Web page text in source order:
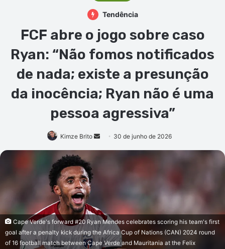
Tendência
FCF abre o jogo sobre caso
Ryan: “Não fomos notificados
de nada; existe a presunção
da inocência; Ryan não é uma
pessoa agressiva”
Kimze Brito
Mande30 de junho de 2026
Cape Verde's forward #20 Ryan Mendes celebrates scoring his team's first
goal after a penalty kick during the Africa Cup of Nations (CAN) 2024 round
of 16 football match between Cape Verde and Mauritania at the Felix